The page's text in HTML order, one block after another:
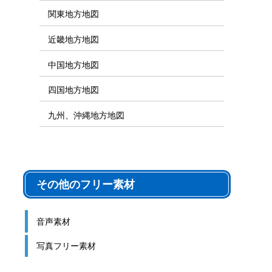
関東地方地図
近畿地方地図
中国地方地図
四国地方地図
九州、沖縄地方地図
その他のフリー素材
音声素材
写真フリー素材